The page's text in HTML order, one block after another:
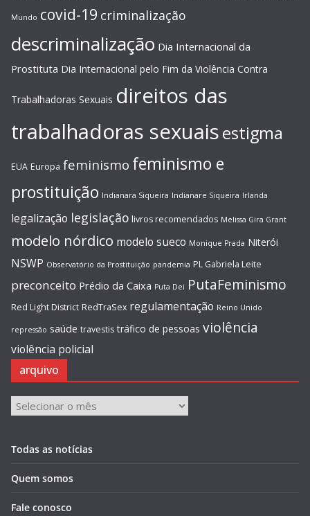
Mundo covid-19 criminalização
descriminalização Dia Internacional da
Prostituta Dia Internacional pelo Fim da Violência Contra
Trabalhadoras Sexuais direitos das
trabalhadoras sexuaisestigma
EUA Europa feminismo feminismo e
prostituição Indianara Siqueira Indianare Siqueira Irlanda
legalização legislação livros recomendados Melissa Gira Grant
modelo nórdico modelo sueco Monique Prada Niterói
NSWP Observatório da Prostituição pandemia PL Gabriela Leite
preconceito Prédio da Caixa Puta Dei PutaFeminismo
Red Light District RedTraSex regulamentação Reino Unido
repressão saúde travestis tráfico de pessoas violência
violência policial
arquivo
arquivo
Todas as notícias
Quem somos
Fale conosco